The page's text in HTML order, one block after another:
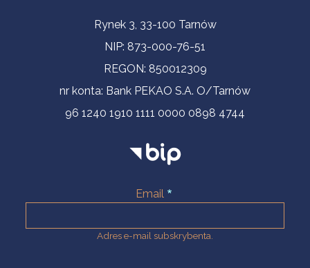
Informacje kontaktoweRynek 3, 33-100 Tarnów
NIP: 873-000-76-51
REGON: 850012309
nr konta: Bank PEKAO S.A. O/Tarnów
96 1240 1910 1111 0000 0898 4744
Email
Adres e-mail subskrybenta.